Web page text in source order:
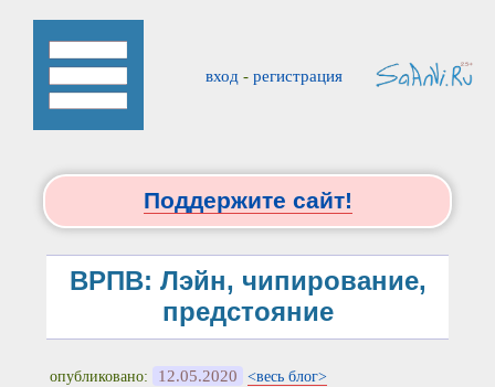
вход - регистрация
Поддержите сайт!
ВРПВ: Лэйн, чипирование,
предстояние
опубликовано: 12.05.2020 <весь блог>